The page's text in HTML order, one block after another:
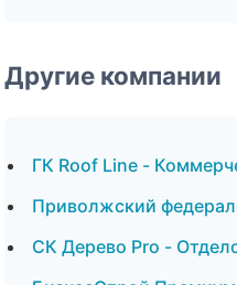
Другие компании
ГК Roof Line -
Приволжский
СК Дерево Pro -